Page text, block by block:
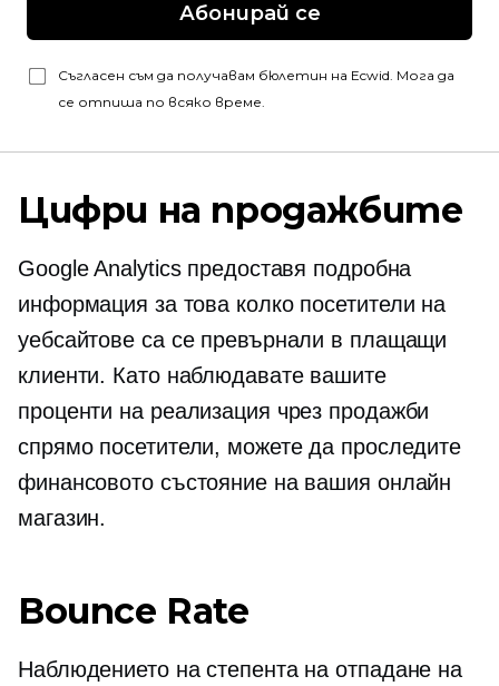
Абонирай се
Съгласен съм да получавам бюлетин на Ecwid. Мога да
се отпиша по всяко време.
Цифри на продажбите
Google Analytics предоставя подробна
информация за това колко посетители на
уебсайтове са се превърнали в плащащи
клиенти. Като наблюдавате вашите
проценти на реализация чрез продажби
спрямо посетители, можете да проследите
финансовото състояние на вашия онлайн
магазин.
Bounce Rate
Наблюдението на степента на отпадане на